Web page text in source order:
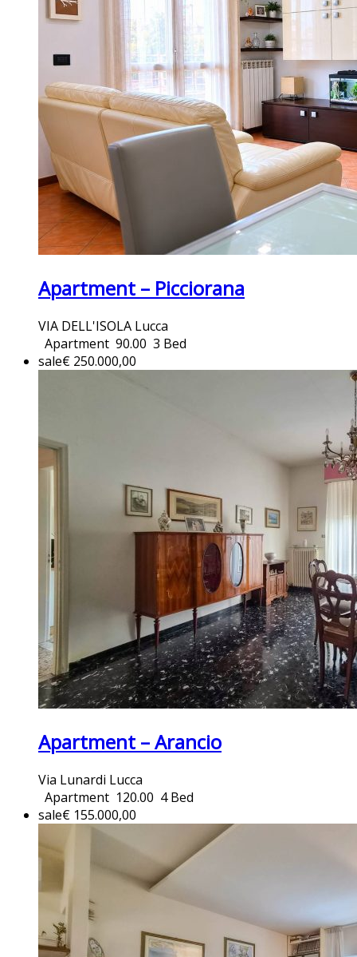
Apartment – Picciorana
VIA DELL'ISOLA Lucca
Apartment 90.00 3 Bed
sale€ 250.000,00
Apartment – Arancio
Via Lunardi Lucca
Apartment 120.00 4 Bed
sale€ 155.000,00